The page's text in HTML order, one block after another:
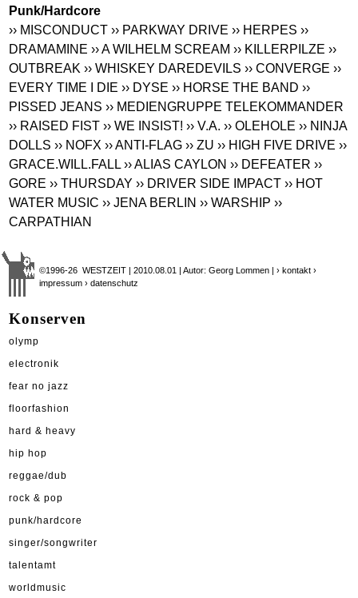
Punk/Hardcore
›› MISCONDUCT ›› PARKWAY DRIVE ›› HERPES ››
DRAMAMINE ›› A WILHELM SCREAM ›› KILLERPILZE ››
OUTBREAK ›› WHISKEY DAREDEVILS ›› CONVERGE ››
EVERY TIME I DIE ›› DYSE ›› HORSE THE BAND ››
PISSED JEANS ›› MEDIENGRUPPE TELEKOMMANDER
›› RAISED FIST ›› WE INSIST! ›› V.A. ›› OLEHOLE ›› NINJA
DOLLS ›› NOFX ›› ANTI-FLAG ›› ZU ›› HIGH FIVE DRIVE ››
GRACE.WILL.FALL ›› ALIAS CAYLON ›› DEFEATER ››
GORE ›› THURSDAY ›› DRIVER SIDE IMPACT ›› HOT
WATER MUSIC ›› JENA BERLIN ›› WARSHIP ››
CARPATHIAN
©1996-26 WESTZEIT | 2010.08.01 | Autor: Georg Lommen |› kontakt ›
impressum › datenschutz
Konserven
olymp
electronik
fear no jazz
floorfashion
hard & heavy
hip hop
reggae/dub
rock & pop
punk/hardcore
singer/songwriter
talentamt
worldmusic